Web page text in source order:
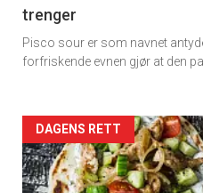
trenger
Pisco sour er som navnet
forfriskende evnen gjør at den
Forsiden
akkurat
DAGENS RETT